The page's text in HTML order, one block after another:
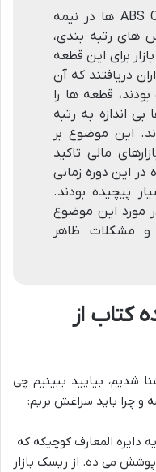
«قطعه های ABS ها و ABS CDO ها در نیمه
آژانس های رتبه بندی،
برای این قطعه
دریافتند که آن
قطعه ها را
اندازه به رتبه
این موضوع بر
مالی تاکید
این دوره زمانی
پیچیده بودند.
مورد این موضوع
و مشکلات ظاهر
کتاب از
شدیم، بیایید ببینیم چی
و چرا باید سراغش بریم:
دایره المعارف کوچیکه که
می ده. از ریسک بازار